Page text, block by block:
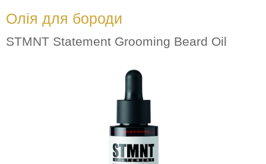
Олія для бороди
STMNT Statement Grooming Beard Oil